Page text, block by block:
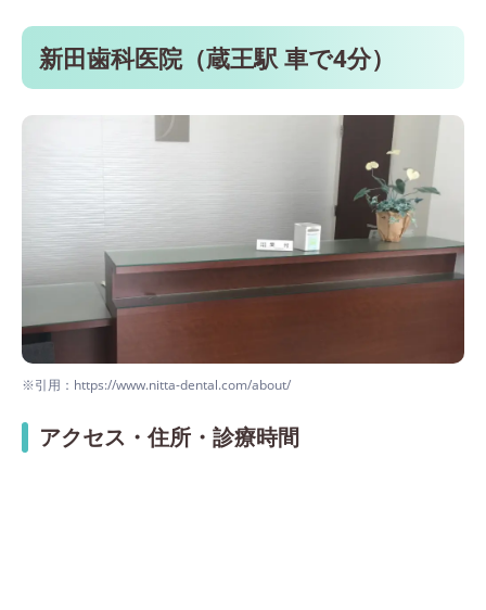
新田歯科医院（蔵王駅 車で4分）
※引用：https://www.nitta-dental.com/about/
アクセス・住所・診療時間